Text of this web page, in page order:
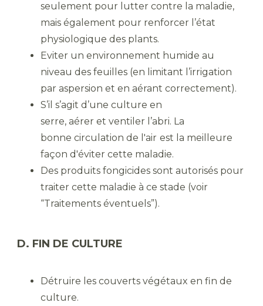
seulement pour lutter contre la maladie,
mais également pour renforcer l’état
physiologique des plants.
Eviter un environnement humide au
niveau des feuilles (en limitant l’irrigation
par aspersion et en aérant correctement).
S’il s’agit d’une culture en
serre, aérer et ventiler l’abri. La
bonne circulation de l'air est la meilleure
façon d'éviter cette maladie.
Des produits fongicides sont autorisés pour
traiter cette maladie à ce stade (voir
“Traitements éventuels”).
D. FIN DE CULTURE
Détruire les couverts végétaux en fin de
culture.